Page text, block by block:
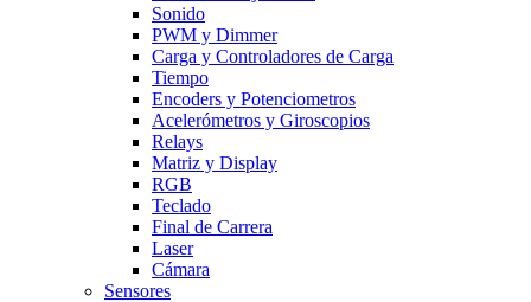
Sonido
PWM y Dimmer
Carga y Controladores de Carga
Tiempo
Encoders y Potenciometros
Acelerómetros y Giroscopios
Relays
Matriz y Display
RGB
Teclado
Final de Carrera
Laser
Cámara
Sensores